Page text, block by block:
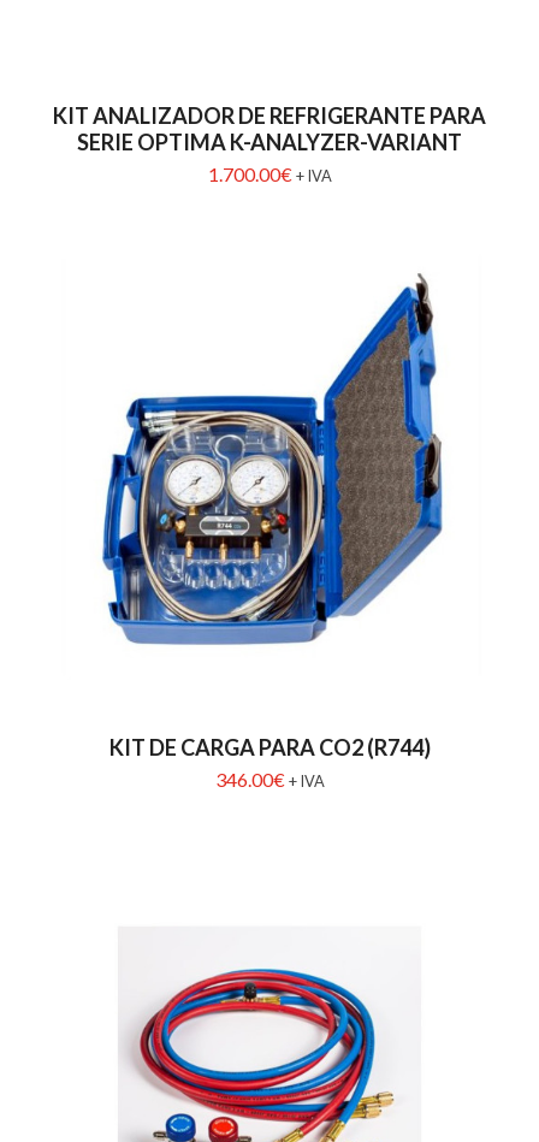
KIT ANALIZADOR DE REFRIGERANTE PARA
SERIE OPTIMA K-ANALYZER-VARIANT
1.700.00€ + IVA
KIT DE CARGA PARA CO2 (R744)
346.00€ + IVA